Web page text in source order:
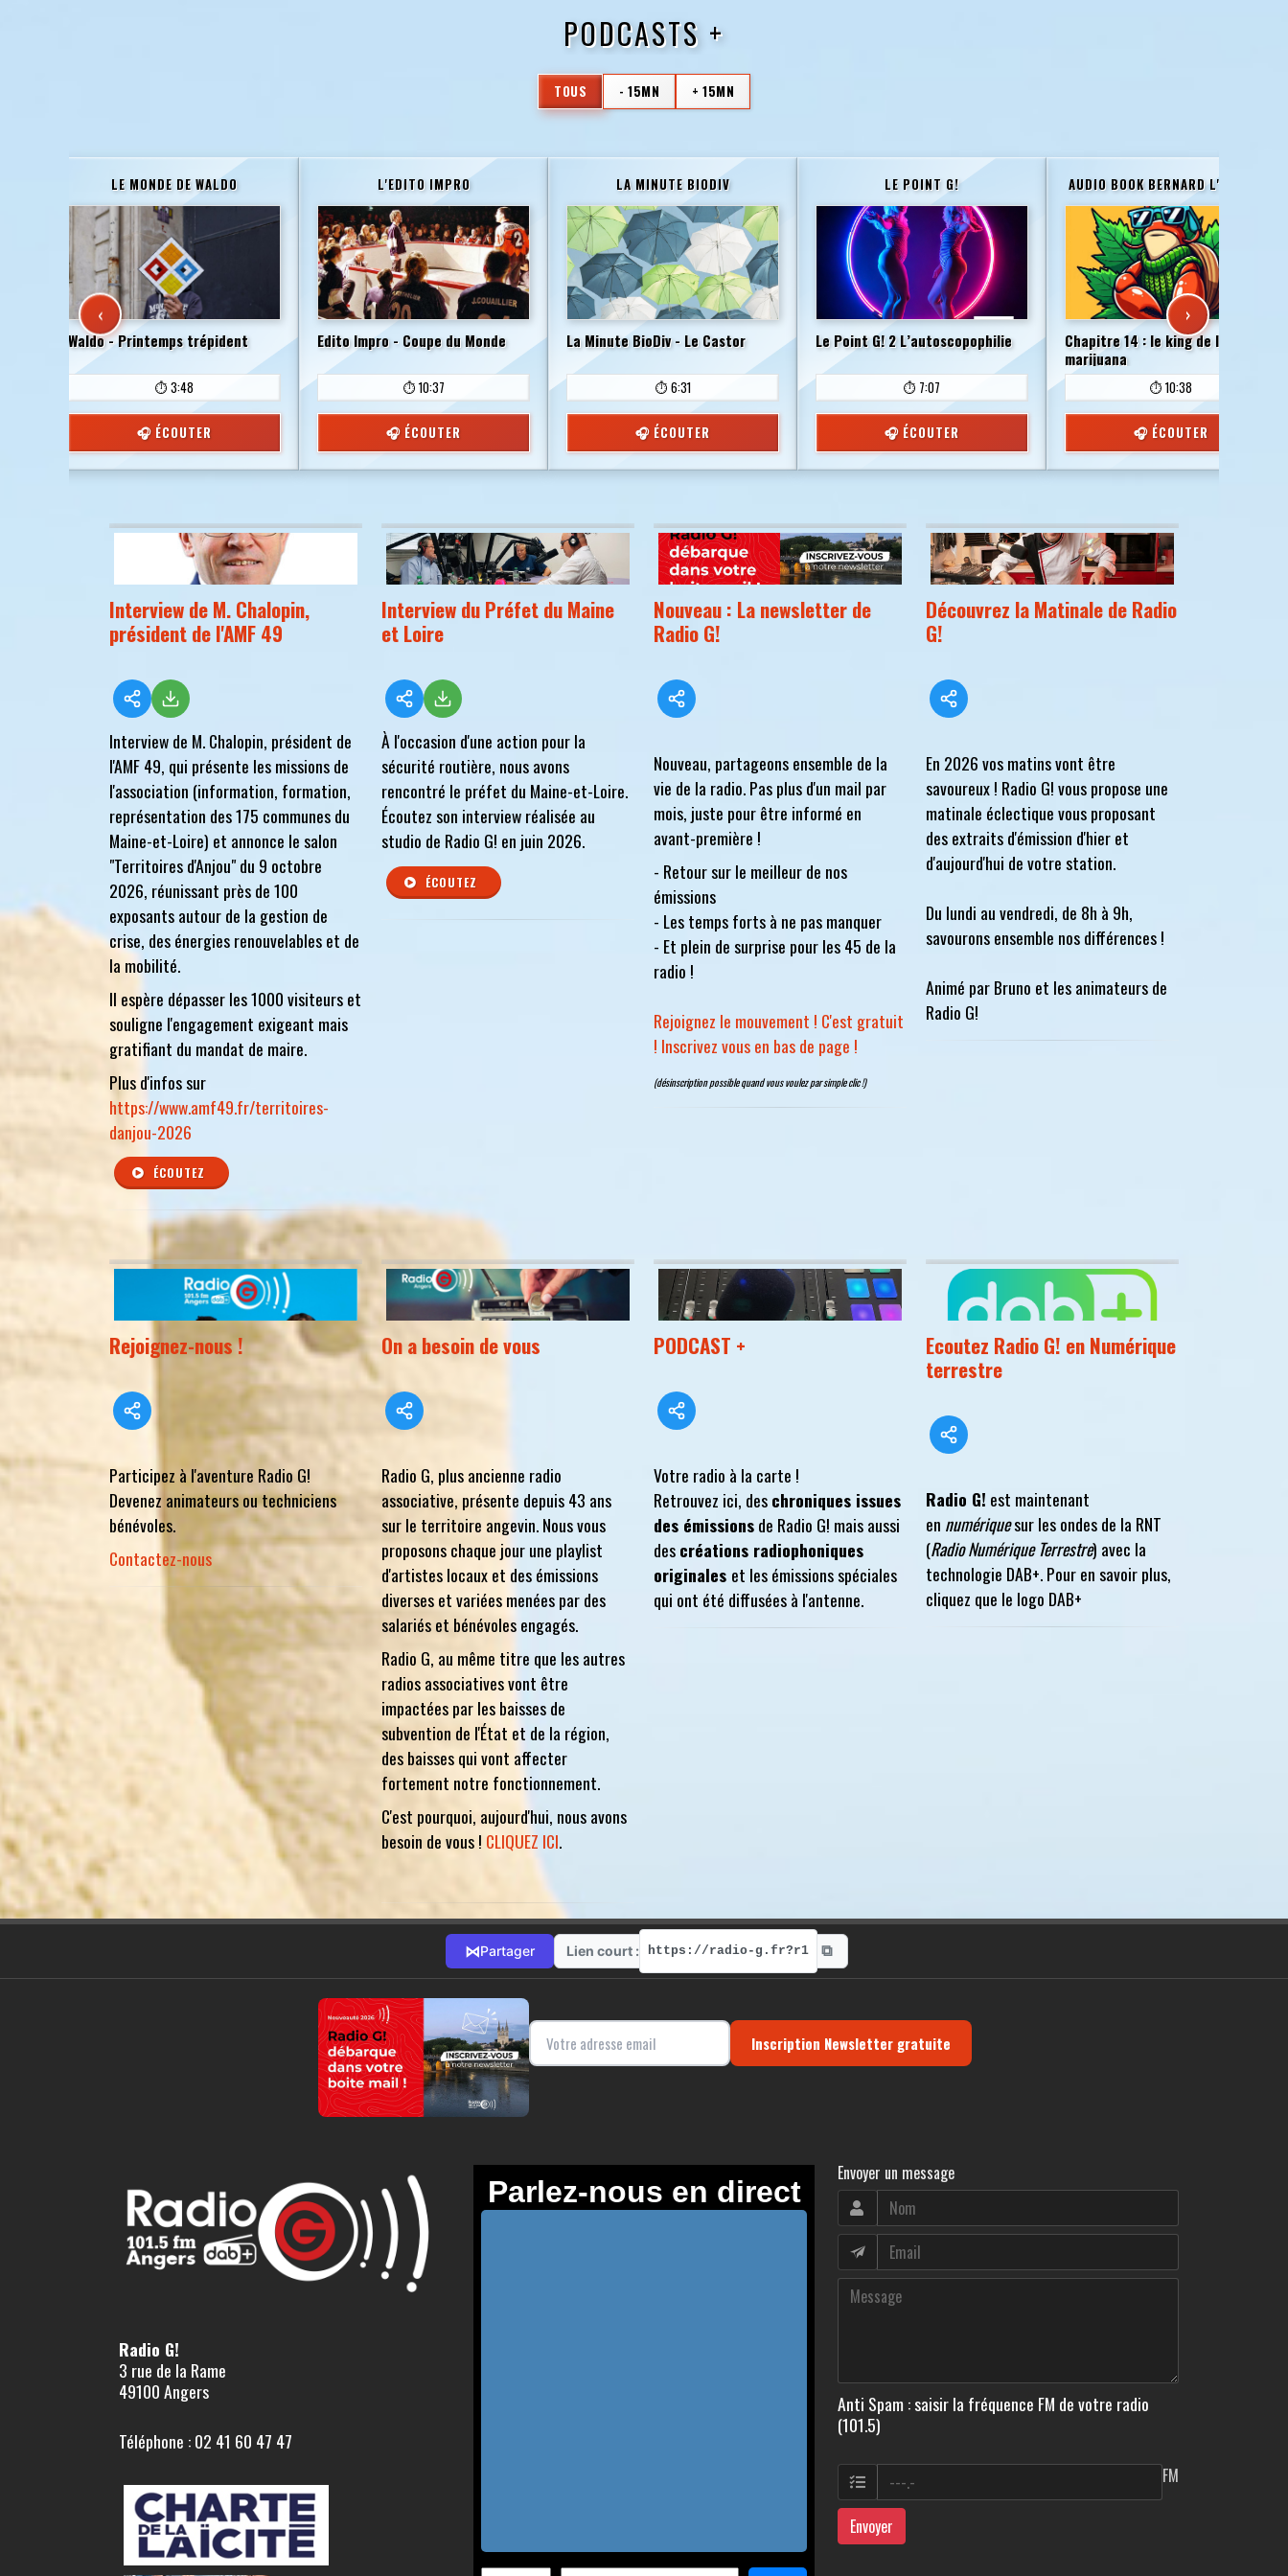
PODCASTS +
TOUS - 15MN + 15MN
LE MONDE DE WALDO
Waldo - Printemps trépident
⏱️ 3:48
🎧 ÉCOUTER
L'EDITO IMPRO
Edito Impro - Coupe du Monde
⏱️ 10:37
🎧 ÉCOUTER
LA MINUTE BIODIV
La Minute BioDiv - Le Castor
⏱️ 6:31
🎧 ÉCOUTER
LE POINT G!
Le Point G! 2 L’autoscopophilie
⏱️ 7:07
🎧 ÉCOUTER
AUDIO BOOK BERNARD L'HERMITE
Chapitre 14 : le king de la
marijuana
⏱️ 10:38
🎧 ÉCOUTER
‹ ›
Interview de M. Chalopin,
président de l'AMF 49
Interview de M. Chalopin, président de
l'AMF 49, qui présente les missions de
l'association (information, formation,
représentation des 175 communes du
Maine-et-Loire) et annonce le salon
"Territoires d'Anjou" du 9 octobre
2026, réunissant près de 100
exposants autour de la gestion de
crise, des énergies renouvelables et de
la mobilité.
Il espère dépasser les 1000 visiteurs et
souligne l'engagement exigeant mais
gratifiant du mandat de maire.
Plus d'infos sur
https://www.amf49.fr/territoires-
danjou-2026
ÉCOUTEZ
Interview du Préfet du Maine
et Loire
À l'occasion d'une action pour la
sécurité routière, nous avons
rencontré le préfet du Maine-et-Loire.
Écoutez son interview réalisée au
studio de Radio G! en juin 2026.
ÉCOUTEZ
Nouveau : La newsletter de
Radio G!
Nouveau, partageons ensemble de la
vie de la radio. Pas plus d'un mail par
mois, juste pour être informé en
avant-première !
- Retour sur le meilleur de nos
émissions
- Les temps forts à ne pas manquer
- Et plein de surprise pour les 45 de la
radio !
Rejoignez le mouvement ! C'est gratuit
! Inscrivez vous en bas de page !
(désinscription possible quand vous voulez par simple clic !)
Découvrez la Matinale de Radio
G!
En 2026 vos matins vont être
savoureux ! Radio G! vous propose une
matinale éclectique vous proposant
des extraits d'émission d'hier et
d'aujourd'hui de votre station.
Du lundi au vendredi, de 8h à 9h,
savourons ensemble nos différences !
Animé par Bruno et les animateurs de
Radio G!
Rejoignez-nous !
Participez à l'aventure Radio G!
Devenez animateurs ou techniciens
bénévoles.
Contactez-nous
On a besoin de vous
Radio G, plus ancienne radio
associative, présente depuis 43 ans
sur le territoire angevin. Nous vous
proposons chaque jour une playlist
d'artistes locaux et des émissions
diverses et variées menées par des
salariés et bénévoles engagés.
Radio G, au même titre que les autres
radios associatives vont être
impactées par les baisses de
subvention de l'État et de la région,
des baisses qui vont affecter
fortement notre fonctionnement.
C'est pourquoi, aujourd'hui, nous avons
besoin de vous ! CLIQUEZ ICI.
PODCAST +
Votre radio à la carte !
Retrouvez ici, deschroniques issues
des émissionsde Radio G! mais aussi
descréations radiophoniques
originales et les émissions spéciales
qui ont été diffusées à l'antenne.
Ecoutez Radio G! en Numérique
terrestre
Radio G! est maintenant
en numériquesur les ondes de la RNT
(Radio Numérique Terrestre) avec la
technologie DAB+. Pour en savoir plus,
cliquez que le logo DAB+
⋈Partager Lien court : https://radio-g.fr?r1 ⧉
Inscription Newsletter gratuite
Radio G!
3 rue de la Rame
49100 Angers
Téléphone : 02 41 60 47 47
Envoyer un message
Anti Spam : saisir la fréquence FM de votre radio
(101.5)
FM
Envoyer